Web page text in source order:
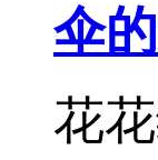
伞
花